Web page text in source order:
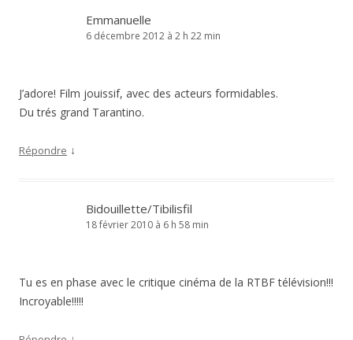
Emmanuelle
6 décembre 2012 à 2 h 22 min
J’adore! Film jouissif, avec des acteurs formidables.
Du trés grand Tarantino.
Répondre ↓
Bidouillette/Tibilisfil
18 février 2010 à 6 h 58 min
Tu es en phase avec le critique cinéma de la RTBF télévision!!!
Incroyable!!!!!